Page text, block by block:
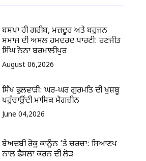
ਬਸਪਾ ਹੀ ਗਰੀਬ, ਮਜ਼ਦੂਰ ਅਤੇ ਬਹੁਜਨ
ਸਮਾਜ ਦੀ ਅਸਲ ਹਮਦਰਦ ਪਾਰਟੀ: ਰਣਜੀਤ
ਸਿੰਘ ਨੋਨਾ ਬਰਮਾਲੀਪੁਰ
August 06,2026
ਸਿੱਖ ਫੁਲਵਾੜੀ: ਘਰ-ਘਰ ਗੁਰਮਤਿ ਦੀ ਖੁਸ਼ਬੂ
ਪਹੁੰਚਾਉਂਦੀ ਮਾਸਿਕ ਮੈਗਜ਼ੀਨ
June 04,2026
ਬੇਅਦਬੀ ਰੋਕੂ ਕਾਨੂੰਨ ‘ਤੇ ਚਰਚਾ: ਸਿਆਣਪ
ਨਾਲ ਫੈਸਲਾ ਕਰਨ ਦੀ ਲੋੜ